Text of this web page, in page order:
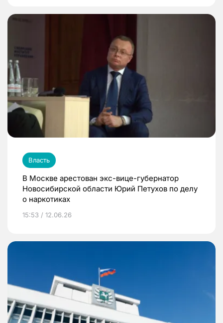
Власть
В Москве арестован экс-вице-губернатор
Новосибирской области Юрий Петухов по делу
о наркотиках
15:53 / 12.06.26